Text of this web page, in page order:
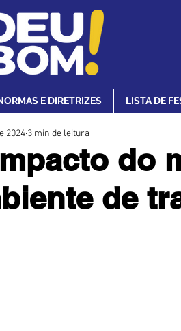
E DIRETRIZES LISTA DE
do
de
2024 3 min de leitura